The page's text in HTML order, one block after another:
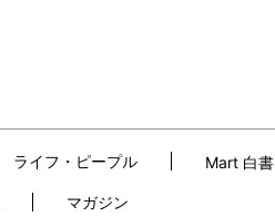
ライフ・ピープル Mart 白書
マガジン